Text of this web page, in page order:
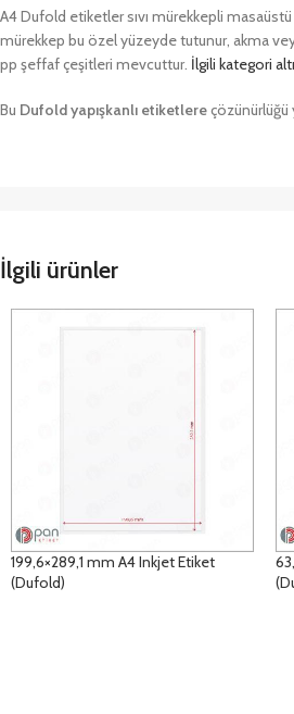
A4 Dufold etiketler sıvı mürekkepli masaüstü
mürekkep bu özel yüzeyde tutunur, akma
pp şeffaf çeşitleri mevcuttur. İlgili kategori
Bu Dufold yapışkanlı etiketlereçözünürlüğü
İlgili ürünler
199,6×289,1 mm A4 Inkjet Etiket
(Dufold)